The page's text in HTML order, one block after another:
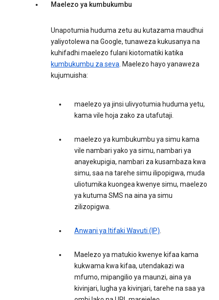
Maelezo ya kumbukumbu
Unapotumia huduma zetu au kutazama maudhui
yaliyotolewa na Google, tunaweza kukusanya na
kuhifadhi maelezo fulani kiotomatiki katika
kumbukumbu za seva. Maelezo hayo yanaweza
kujumuisha:
maelezo ya jinsi ulivyotumia huduma yetu,
kama vile hoja zako za utafutaji.
maelezo ya kumbukumbu ya simu kama
vile nambari yako ya simu, nambari ya
anayekupigia, nambari za kusambaza kwa
simu, saa na tarehe simu ilipopigwa, muda
uliotumika kuongea kwenye simu, maelezo
ya kutuma SMS na aina ya simu
zilizopigwa.
Anwani ya Itifaki Wavuti (IP).
Maelezo ya matukio kwenye kifaa kama
kukwama kwa kifaa, utendakazi wa
mfumo, mipangilio ya maunzi, aina ya
kivinjari, lugha ya kivinjari, tarehe na saa ya